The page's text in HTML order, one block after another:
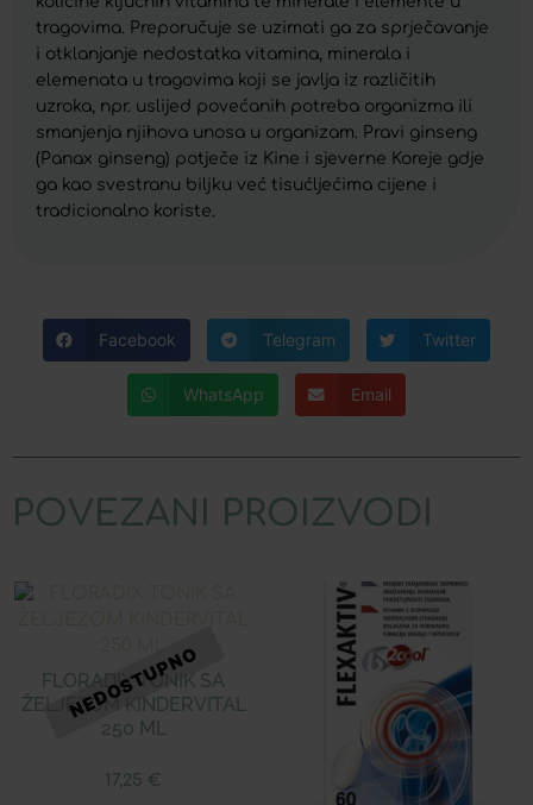
tragovima. Preporučuje se uzimati ga za sprječavanje
i otklanjanje nedostatka vitamina, minerala i
elemenata u tragovima koji se javlja iz različitih
uzroka, npr. uslijed povećanih potreba organizma ili
smanjenja njihova unosa u organizam. Pravi ginseng
(Panax ginseng) potječe iz Kine i sjeverne Koreje gdje
ga kao svestranu biljku već tisućljećima cijene i
tradicionalno koriste.
Facebook Telegram Twitter
WhatsApp Email
POVEZANI PROIZVODI
FLORADIX TONIK SA
ŽELJEZOM KINDERVITAL
250 ML
17,25 €